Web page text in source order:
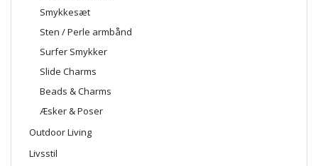
Smykkesæt
Sten / Perle armbånd
Surfer Smykker
Slide Charms
Beads & Charms
Æsker & Poser
Outdoor Living
Livsstil